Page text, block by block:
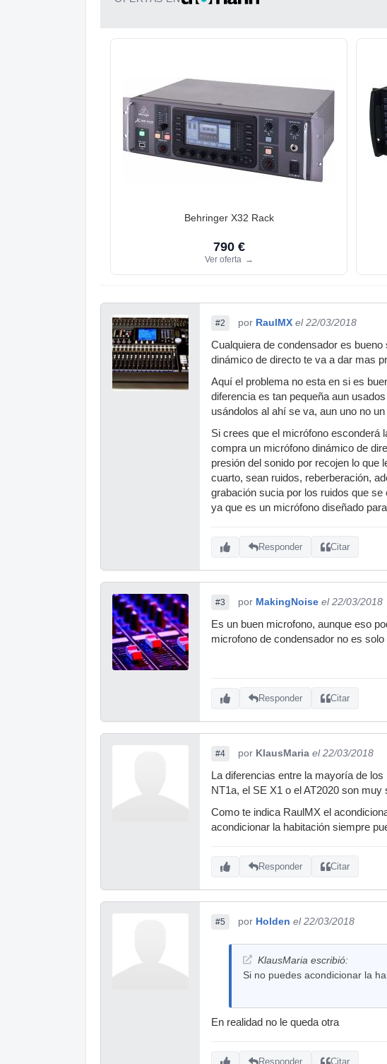
Behringer X32 Rack
790 €
Ver oferta →
#2 por RaulMX el 22/03/2018
Cualquiera de condensador es
dinámico de directo te va a dar mas
Aquí el problema no esta en si es
diferencia es tan pequeña aun
usándolos al ahí se va, aun uno no
Si crees que el micrófono esconderá
compra un micrófono dinámico de
presión del sonido por recojen lo que
cuarto, sean ruidos, reberberación,
grabación sucia por los ruidos que
ya que es un micrófono diseñado
Responder Citar
#3 por MakingNoise el 22/03/2018
Es un buen microfono, aunque eso
microfono de condensador no es
Responder Citar
#4 por KlausMaria el 22/03/2018
La diferencias entre la mayoría de
NT1a, el SE X1 o el AT2020 son
Como te indica RaulMX el
acondicionar la habitación siempre
Responder Citar
#5 por Holden el 22/03/2018
KlausMaria escribió:
Si no puedes acondicionar la
En realidad no le queda otra
Responder Citar